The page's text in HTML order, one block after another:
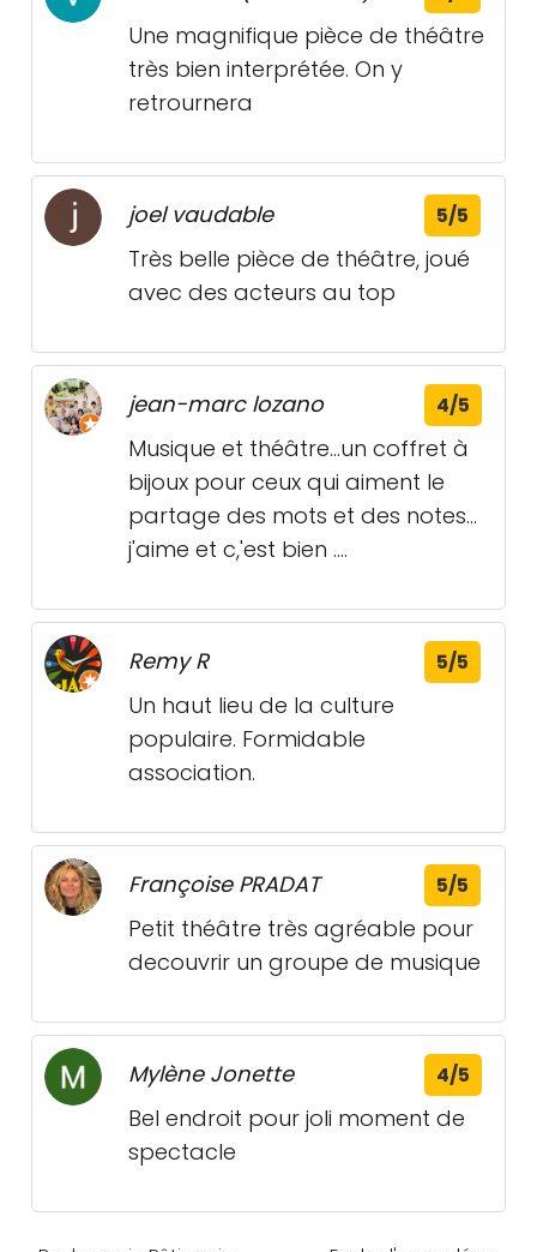
Une magnifique pièce de théâtre
très bien interprétée. On y
retrournera
joel vaudable 5/5
Très belle pièce de théâtre, joué
avec des acteurs au top
jean-marc lozano 4/5
Musique et théâtre...un coffret à
bijoux pour ceux qui aiment le
partage des mots et des notes...
j'aime et c,'est bien ....
Remy R 5/5
Un haut lieu de la culture
populaire. Formidable
association.
Françoise PRADAT 5/5
Petit théâtre très agréable pour
decouvrir un groupe de musique
Mylène Jonette 4/5
Bel endroit pour joli moment de
spectacle